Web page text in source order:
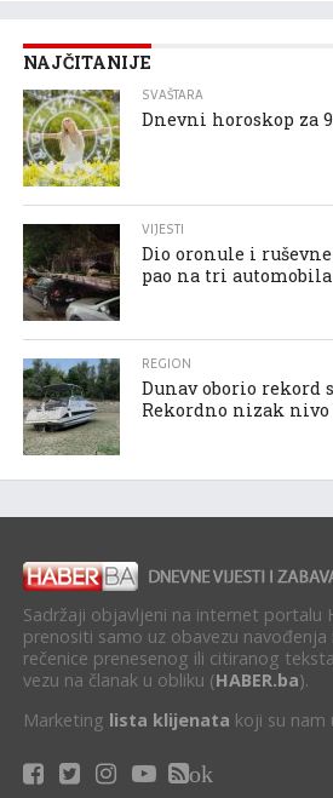
NAJČITANIJE
SVAŠTARA
Dnevni horoskop za
VIJESTI
Dio oronule i
pao na tri automobila
REGION
Dunav oborio rekord
Rekordno nizak nivo
Sadržaji objavljeni na internet portalu
prenositi samo uz obavezu navođenja
rečenice prenesenog ili citiranog
vezu na članak u obliku (HABER.ba).
Marketing lista klijenata koji su nam
ok